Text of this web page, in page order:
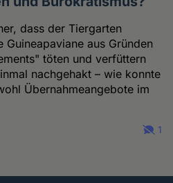
dass der Tiergarten
aus Gründen
töten und verfüttern
nachgehakt – wie konnte
Übernahmeangebote im
1